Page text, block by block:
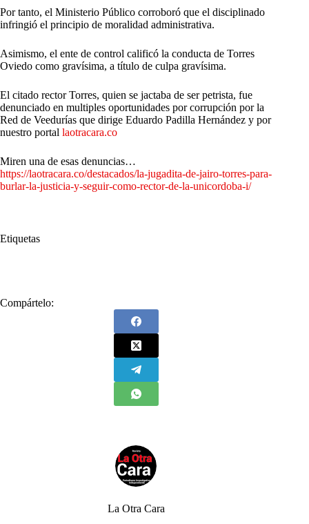
Por tanto, el Ministerio Público corroboró que el disciplinado
infringió el principio de moralidad administrativa.
Asimismo, el ente de control calificó la conducta de Torres
Oviedo como gravísima, a título de culpa gravísima.
El citado rector Torres, quien se jactaba de ser petrista, fue
denunciado en multiples oportunidades por corrupción por la
Red de Veedurías que dirige Eduardo Padilla Hernández y por
nuestro portal laotracara.co
Miren una de esas denuncias…
https://laotracara.co/destacados/la-jugadita-de-jairo-torres-para-
burlar-la-justicia-y-seguir-como-rector-de-la-unicordoba-i/
Etiquetas
Compártelo:
La Otra Cara